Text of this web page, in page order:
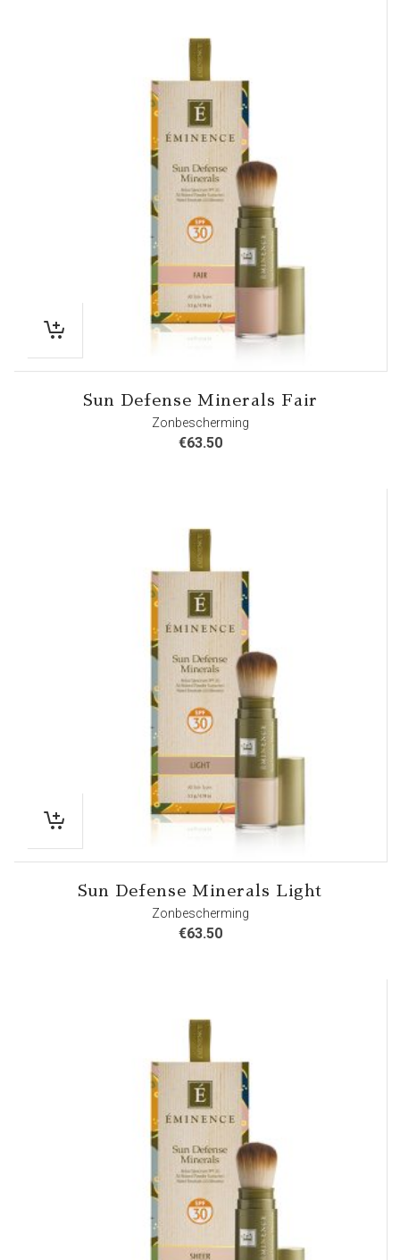
Sun Defense Minerals Fair
Zonbescherming
€63.50
Sun Defense Minerals Light
Zonbescherming
€63.50